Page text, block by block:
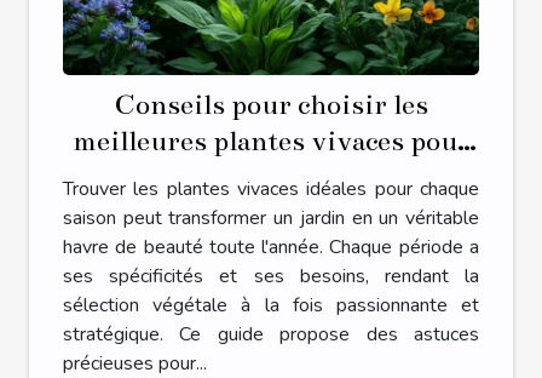
Conseils pour choisir les
meilleures plantes vivaces pour
chaque saison
Trouver les plantes vivaces idéales pour chaque
saison peut transformer un jardin en un véritable
havre de beauté toute l'année. Chaque période a
ses spécificités et ses besoins, rendant la
sélection végétale à la fois passionnante et
stratégique. Ce guide propose des astuces
précieuses pour...